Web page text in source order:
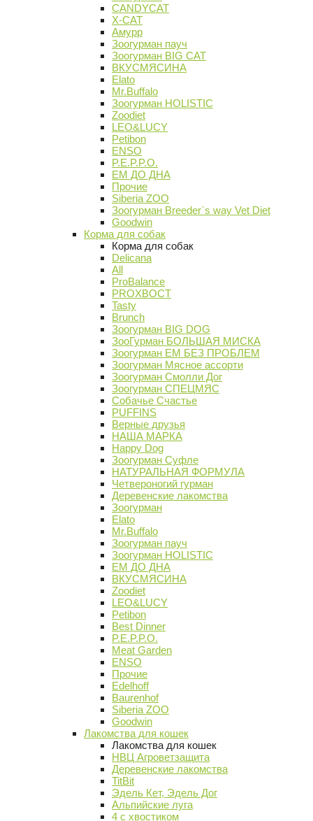
CANDYCAT
X-CAT
Амурр
Зоогурман пауч
Зоогурман BIG CAT
ВКУСМЯСИНА
Elato
Mr.Buffalo
Зоогурман HOLISTIC
Zoodiet
LEO&LUCY
Petibon
ENSO
P.E.P.P.O.
ЕМ ДО ДНА
Прочие
Siberia ZOO
Зоогурман Breeder`s way Vet Diet
Goodwin
Корма для собак
Корма для собак
Delicana
All
ProBalance
PROХВОСТ
Tasty
Brunch
Зоогурман BIG DOG
ЗооГурман БОЛЬШАЯ МИСКА
Зоогурман ЕМ БЕЗ ПРОБЛЕМ
Зоогурман Мясное ассорти
Зоогурман Смолли Дог
Зоогурман СПЕЦМЯС
Собачье Счастье
PUFFINS
Верные друзья
НАША МАРКА
Happy Dog
Зоогурман Суфле
НАТУРАЛЬНАЯ ФОРМУЛА
Четвероногий гурман
Деревенские лакомства
Зоогурман
Elato
Mr.Buffalo
Зоогурман пауч
Зоогурман HOLISTIC
ЕМ ДО ДНА
ВКУСМЯСИНА
Zoodiet
LEO&LUCY
Petibon
Best Dinner
P.E.P.P.O.
Meat Garden
ENSO
Прочие
Edelhoff
Baurenhof
Siberia ZOO
Goodwin
Лакомства для кошек
Лакомства для кошек
НВЦ Агроветзащита
Деревенские лакомства
TitBit
Эдель Кет, Эдель Дог
Альпийские луга
4 с хвостиком